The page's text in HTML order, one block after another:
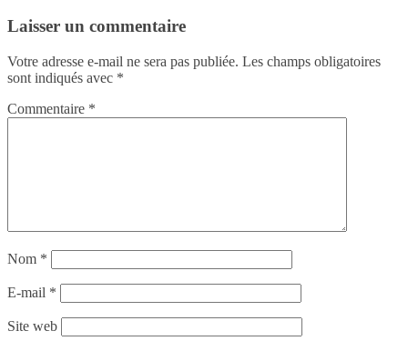
Laisser un commentaire
Votre adresse e-mail ne sera pas publiée. Les champs obligatoires
sont indiqués avec *
Commentaire *
Nom *
E-mail *
Site web